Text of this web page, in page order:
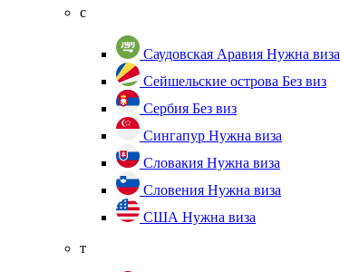
с
Саудовская Аравия Нужна виза
Сейшельские острова Без виз
Сербия Без виз
Сингапур Нужна виза
Словакия Нужна виза
Словения Нужна виза
США Нужна виза
т